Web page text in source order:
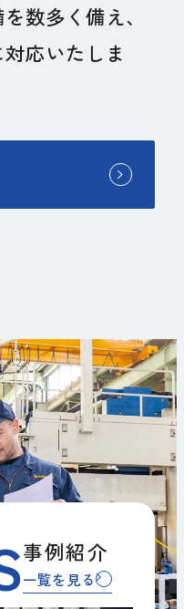
数多く備え、
応いたしま
事例紹介
一覧を見る